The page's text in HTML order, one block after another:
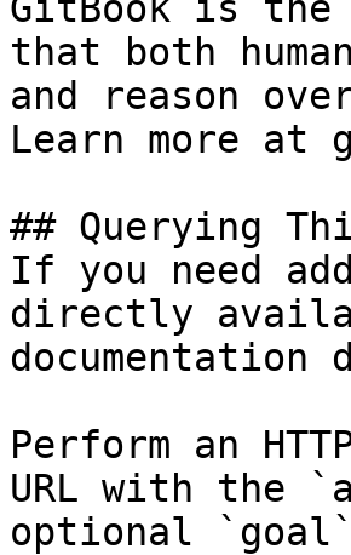
that both
and reason
Learn more at
## Querying
If you need
directly
Perform an
URL with the
optional